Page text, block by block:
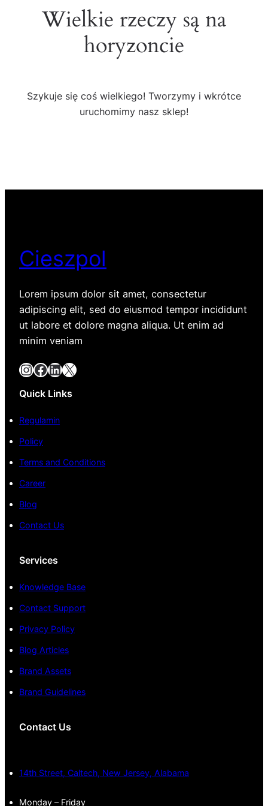
Wielkie rzeczy są na
horyzoncie
Szykuje się coś wielkiego! Tworzymy i wkrótce
uruchomimy nasz sklep!
Cieszpol
Lorem ipsum dolor sit amet, consectetur
adipiscing elit, sed do eiusmod tempor incididunt
ut labore et dolore magna aliqua. Ut enim ad
minim veniam
InstagramFacebook LinkedIn X
Quick Links
Regulamin
Policy
Terms and Conditions
Career
Blog
Contact Us
Services
Knowledge Base
Contact Support
Privacy Policy
Blog Articles
Brand Assets
Brand Guidelines
Contact Us
14th Street, Caltech, New Jersey, Alabama
Monday – Friday